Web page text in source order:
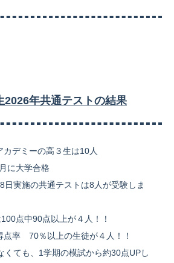
2026年共通テストの結果
カデミーの高３生は10人
に大学合格
日実施の共通テストは8人が受験しま
点中90点以上が４人！！
点率 70％以上の生徒が４人！！
くても、1学期の模試から約30点UPし